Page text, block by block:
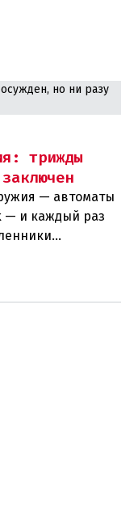
трижды
— автоматы
— и каждый раз
в своих